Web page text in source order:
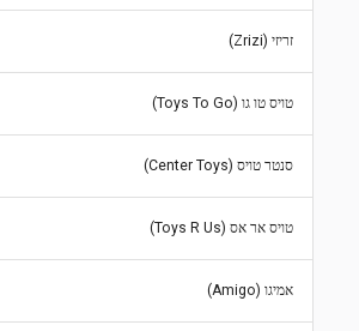
זריזי (Zrizi)
טויס טו גו (Toys To Go)
סנטר טויס (Center Toys)
טויס אר אס (Toys R Us)
אמיגו (Amigo)